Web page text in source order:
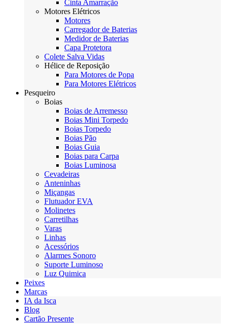
Cinta Amarração
Motores Elétricos
Motores
Carregador de Baterias
Medidor de Baterias
Capa Protetora
Colete Salva Vidas
Hélice de Reposição
Para Motores de Popa
Para Motores Elétricos
Pesqueiro
Boias
Boias de Arremesso
Boias Mini Torpedo
Boias Torpedo
Boias Pão
Boias Guia
Boias para Carpa
Boias Luminosa
Cevadeiras
Anteninhas
Miçangas
Flutuador EVA
Molinetes
Carretilhas
Varas
Linhas
Acessórios
Alarmes Sonoro
Suporte Luminoso
Luz Quimica
Peixes
Marcas
IA da Isca
Blog
Cartão Presente